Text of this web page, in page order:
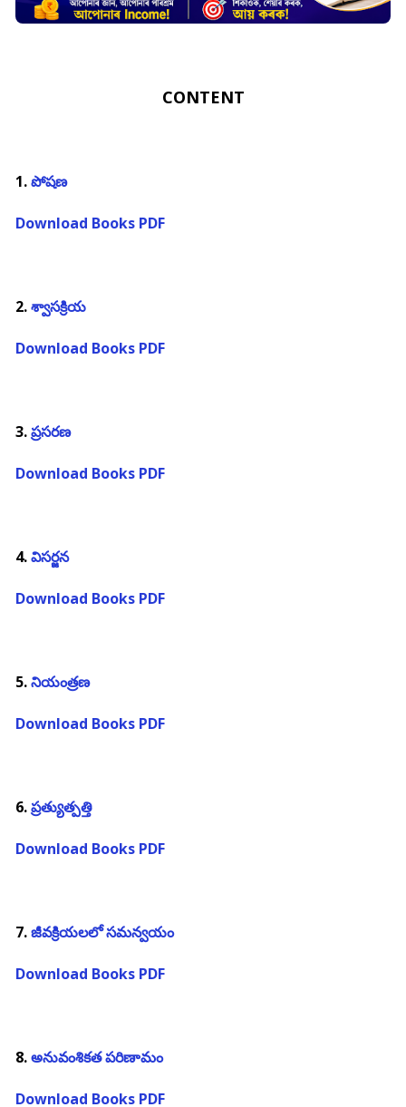
CONTENT
1.పోషణ
Download Books PDF
2.శ్వాసక్రియ
Download Books PDF
3.ప్రసరణ
Download Books PDF
4.విసర్జన
Download Books PDF
5.నియంత్రణ
Download Books PDF
6.ప్రత్యుత్పత్తి
Download Books PDF
7.జీవక్రియలలో సమన్వయం
Download Books PDF
8.అనువంశికత పరిణామం
Download Books PDF